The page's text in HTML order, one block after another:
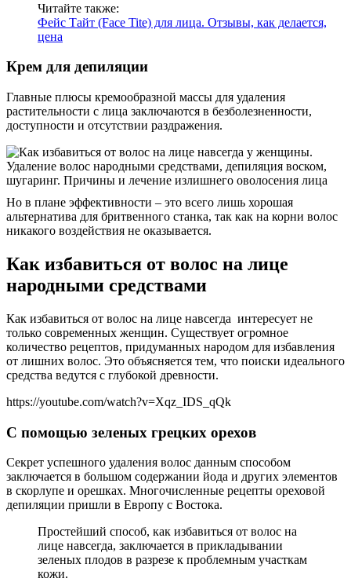
Читайте также:
Фейс Тайт (Face Tite) для лица. Отзывы, как делается,
цена
Крем для депиляции
Главные плюсы кремообразной массы для удаления
растительности с лица заключаются в безболезненности,
доступности и отсутствии раздражения.
Но в плане эффективности – это всего лишь хорошая
альтернатива для бритвенного станка, так как на корни волос
никакого воздействия не оказывается.
Как избавиться от волос на лице
народными средствами
Как избавиться от волос на лице навсегда интересует не
только современных женщин. Существует огромное
количество рецептов, придуманных народом для избавления
от лишних волос. Это объясняется тем, что поиски идеального
средства ведутся с глубокой древности.
https://youtube.com/watch?v=Xqz_IDS_qQk
С помощью зеленых грецких орехов
Секрет успешного удаления волос данным способом
заключается в большом содержании йода и других элементов
в скорлупе и орешках. Многочисленные рецепты ореховой
депиляции пришли в Европу с Востока.
Простейший способ, как избавиться от волос на
лице навсегда, заключается в прикладывании
зеленых плодов в разрезе к проблемным участкам
кожи.